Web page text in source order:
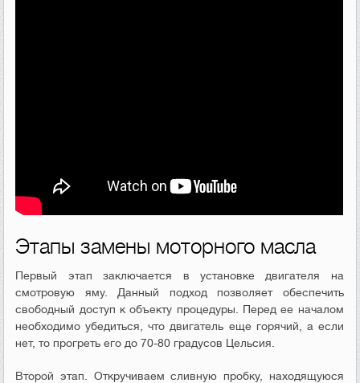
Этапы замены моторного масла
Первый этап заключается в установке двигателя на
смотровую яму. Данный подход позволяет обеспечить
свободный доступ к объекту процедуры. Перед ее началом
необходимо убедиться, что двигатель еще горячий, а если
нет, то прогреть его до 70-80 градусов Цельсия.
Второй этап. Откручиваем сливную пробку, находящуюся